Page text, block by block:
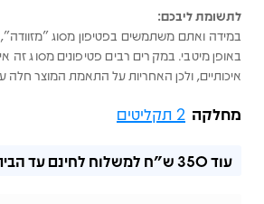
לתשומת ליבכם:
במידה ואתם משתמשים בפטיפון מסוג "מזוודה",
באופן מיטבי. במקרים רבים פטיפונים מסוג זה
איכותיים, ולכן האחריות על התאמת המוצר חלה
מחלקה 2 תקליטים
עוד350 ש"ח למשלוח לחינם עד